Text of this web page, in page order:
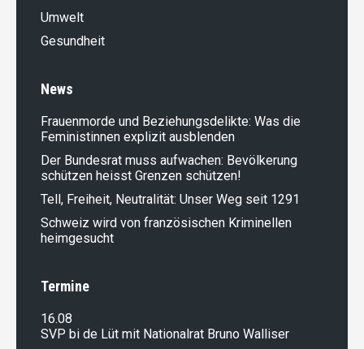
Umwelt
Gesundheit
News
Frauenmorde und Beziehungsdelikte: Was die
Feministinnen explizit ausblenden
Der Bundesrat muss aufwachen: Bevölkerung
schützen heisst Grenzen schützen!
Tell, Freiheit, Neutralität: Unser Weg seit 1291
Schweiz wird von französischen Kriminellen
heimgesucht
Termine
16.08
SVP bi de Lüt mit Nationalrat Bruno Walliser